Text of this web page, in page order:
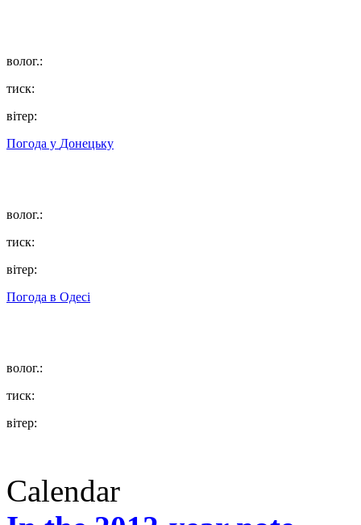
волог.:
тиск:
вітер:
Погода у Донецьку
волог.:
тиск:
вітер:
Погода в Одесі
волог.:
тиск:
вітер:
Calendar